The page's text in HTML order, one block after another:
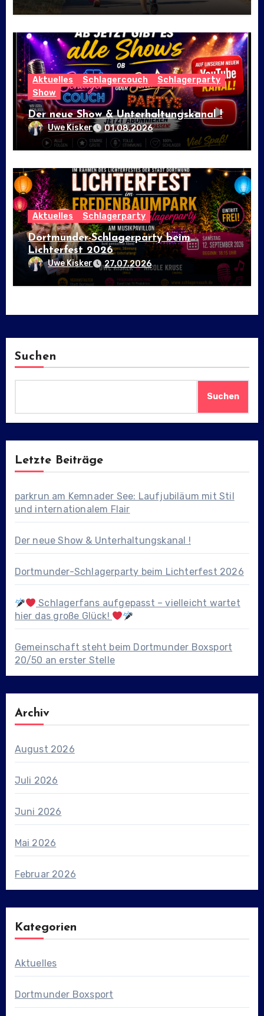
Aktuelles Schlagercouch
Schlagerparty
Show
Der neue Show & Unterhaltungskanal !
Uwe Kisker 01.08.2026
Aktuelles Schlagerparty
Dortmunder-Schlagerparty beim
Lichterfest 2026
Uwe Kisker 27.07.2026
Suchen
Suchen
Letzte Beiträge
parkrun am Kemnader See: Laufjubiläum mit Stil
und internationalem Flair
Der neue Show & Unterhaltungskanal !
Dortmunder-Schlagerparty beim Lichterfest 2026
Schlagerfans aufgepasst – vielleicht wartet
hier das große Glück!
Gemeinschaft steht beim Dortmunder Boxsport
20/50 an erster Stelle
Archiv
August 2026
Juli 2026
Juni 2026
Mai 2026
Februar 2026
Kategorien
Aktuelles
Dortmunder Boxsport